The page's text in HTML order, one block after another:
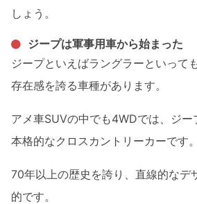
しょう。
ジープは軍事用車から始まった
ジープといえばラングラーといって
存在感を誇る車種があります。
アメ車SUVの中でも4WDでは、ジー
本格的なクロスカントリーカーです。
70年以上の歴史を誇り、直線的なデ
的です。